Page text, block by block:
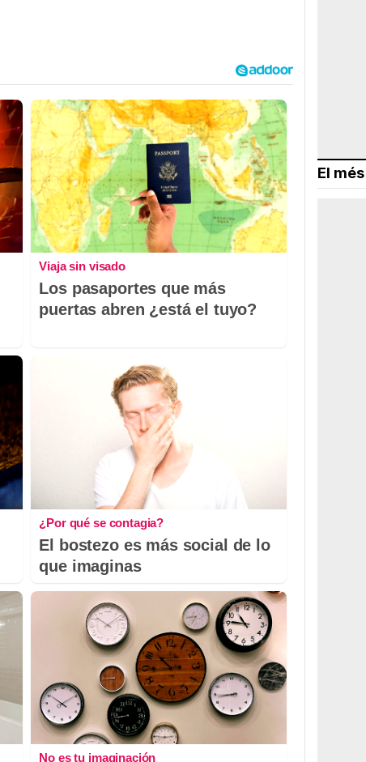
Viaja sin visado
Los pasaportes que más
puertas abren ¿está el tuyo?
¿Por qué se contagia?
El bostezo es más social de lo
que imaginas
No es tu imaginación
El